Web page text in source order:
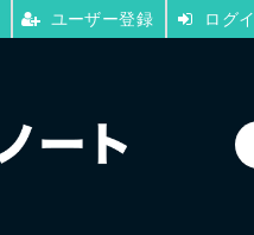
ユーザー登録 ログ